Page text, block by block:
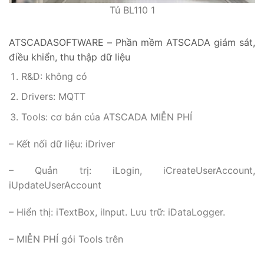
Tủ BL110 1
ATSCADASOFTWARE – Phần mềm ATSCADA giám sát,
điều khiển, thu thập dữ liệu
R&D: không có
Drivers: MQTT
Tools: cơ bản của ATSCADA MIỄN PHÍ
– Kết nối dữ liệu: iDriver
– Quản trị: iLogin, iCreateUserAccount,
iUpdateUserAccount
– Hiển thị: iTextBox, iInput. Lưu trữ: iDataLogger.
– MIỄN PHÍ gói Tools trên